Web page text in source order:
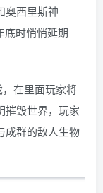
奥西里斯神
底时悄悄延期
在里面玩家将
摧毁世界，玩家
成群的敌人生物